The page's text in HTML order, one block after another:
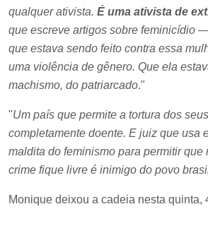
qualquer ativista. É uma ativista de
que escreve artigos sobre feminicídio
que estava sendo feito contra essa
uma violência de gênero. Que ela
machismo, do patriarcado."
"Um país que permite a tortura dos
completamente doente. E juiz que usa
maldita do feminismo para permitir que
crime fique livre é inimigo do povo
Monique deixou a cadeia nesta quinta,